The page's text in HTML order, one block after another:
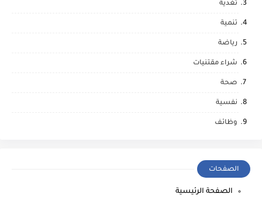
تغدية
تنمية
رياضة
شراء مقتنيات
صحة
نفسية
وظائف
الصفحات
الصفحة الرئيسية